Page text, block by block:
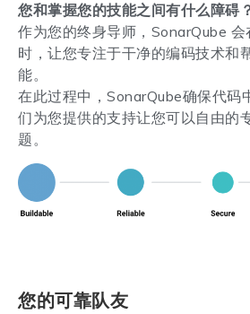
您和掌握您的技能之间有什么障碍
作为您的终身导师，SonarQube
时，让您专注于干净的编码技术和
能。
在此过程中，SonarQube确保代码
们为您提供的支持让您可以自由的
题。
您的可靠队友